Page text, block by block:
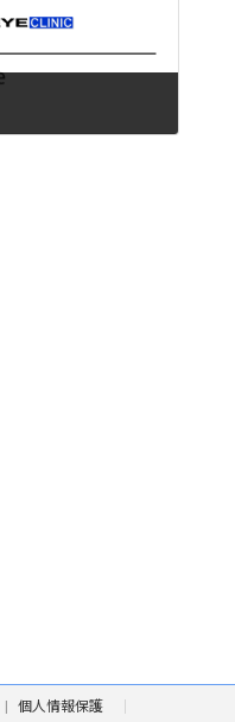
個人情報保護